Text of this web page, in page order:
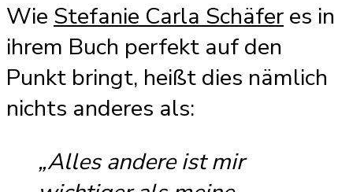
Wie Stefanie Carla Schäfer es in
ihrem Buch perfekt auf den
Punkt bringt, heißt dies nämlich
nichts anderes als:
„Alles andere ist mir